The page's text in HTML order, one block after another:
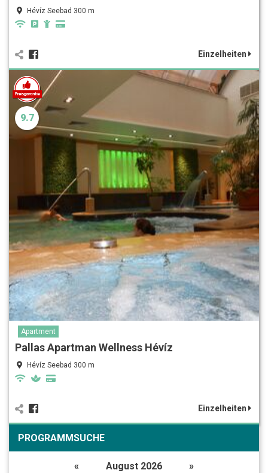
Hévíz Seebad 300 m
Einzelheiten
9.7
Apartment
Pallas Apartman Wellness Hévíz
Hévíz Seebad 300 m
Einzelheiten
PROGRAMMSUCHE
« August 2026
»